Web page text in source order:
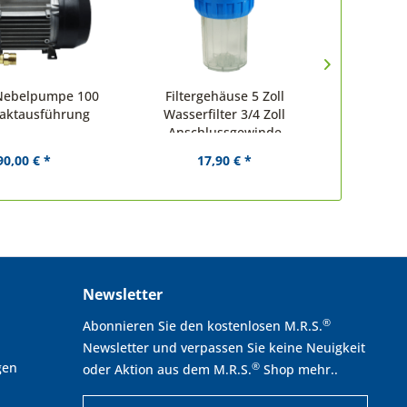
100
€ *
Filtergehäuse 5 Zoll
Wasserfilter 3/4 Zoll
Anschlussgewinde
17,90 € *
Newsletter
Abonnieren Sie den kostenlosen M.R.S.®
Newsletter und verpassen Sie keine Neuigkeit
oder Aktion aus dem M.R.S.® Shop mehr..